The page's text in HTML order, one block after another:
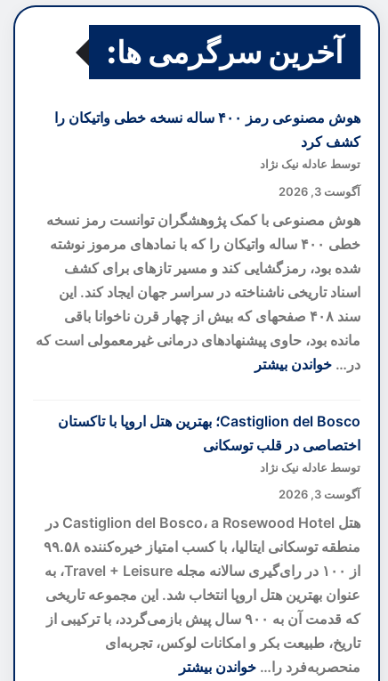
آخرین سرگرمی ها:
هوش مصنوعی رمز ۴۰۰ ساله نسخه خطی واتیکان را
کشف کرد
توسط عادله نیک نژاد
آگوست 3, 2026
هوش مصنوعی با کمک پژوهشگران توانست رمز نسخه
خطی ۴۰۰ ساله واتیکان را که با نمادهای مرموز نوشته
شده بود، رمزگشایی کند و مسیر تازهای برای کشف
اسناد تاریخی ناشناخته در سراسر جهان ایجاد کند. این
سند ۴۰۸ صفحهای که بیش از چهار قرن ناخوانا باقی
مانده بود، حاوی پیشنهادهای درمانی غیرمعمولی است که
در… خواندن بیشتر
مصنوعی
۴۰۰
نسخه
خطی
واتیکان
را
کشف
کرد
Castiglion del Bosco؛ بهترین هتل اروپا با تاکستان
اختصاصی در قلب توسکانی
توسط عادله نیک نژاد
آگوست 3, 2026
هتل Castiglion del Bosco، a Rosewood Hotel در
منطقه توسکانی ایتالیا، با کسب امتیاز خیره‌کننده ۹۹.۵۸
از ۱۰۰ در رای‌گیری سالانه مجله Travel + Leisure، به
عنوان بهترین هتل اروپا انتخاب شد. این مجموعه تاریخی
که قدمت آن به ۹۰۰ سال پیش بازمی‌گردد، با ترکیبی از
تاریخ، طبیعت بکر و امکانات لوکس، تجربه‌ای
منحصربه‌فرد را… خواندن بیشتر